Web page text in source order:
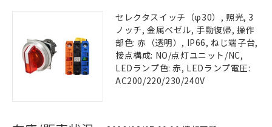
セレクタスイッチ（φ30）, 照光, 3
ノッチ, 金属ベゼル, 手動復帰, 操作
部色: 赤（透明）, IP66, ねじ端子台,
接点構成: NO/点灯ユニット/NC,
LEDランプ色: 赤, LEDランプ電圧:
AC200/220/230/240V